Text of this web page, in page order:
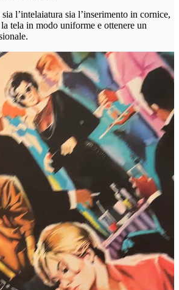
l’intelaiatura sia l’inserimento in cornice,
tela in modo uniforme e ottenere un